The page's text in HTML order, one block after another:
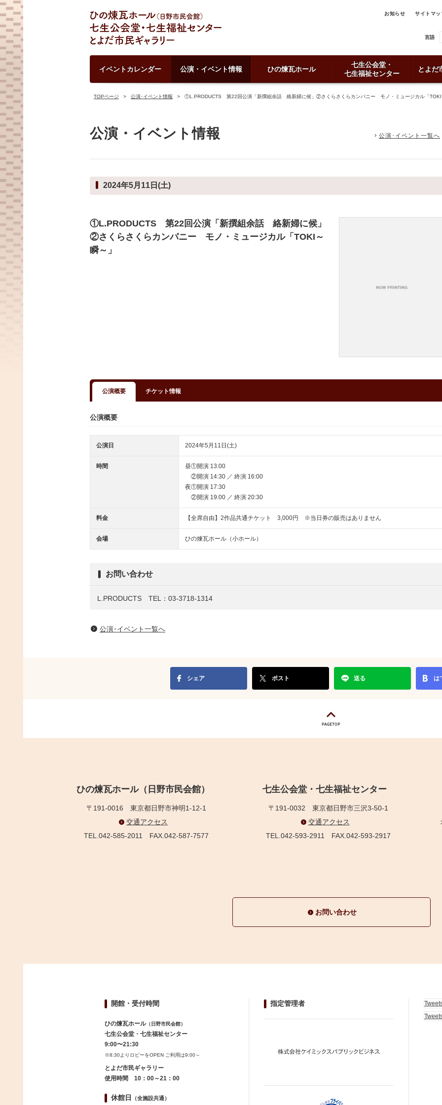
お知らせ サイトマッ
言語
イベントカレンダー 公演・イベント情報 ひの煉瓦ホール
七生公会堂・
七生福祉センター
とよだ
TOPページ 公演･イベント情報 ①L.PRODUCTS 第22回公演「新撰組余話 絡新婦に候」②さくらさくらカンパニー モノ・ミュージカル「TOKI
公演・イベント情報 公演･イベント一覧へ
2024年5月11日(土)
①L.PRODUCTS 第22回公演「新撰組余話 絡新婦に候」
②さくらさくらカンパニー モノ・ミュージカル「TOKI～
瞬～」
公演概要 チケット情報
公演概要
公演日 2024年5月11日(土)
時間
昼①開演 13:00
②開演 14:30 ／ 終演 16:00
夜①開演 17:30
②開演 19:00 ／ 終演 20:30
料金 【全席自由】2作品共通チケット 3,000円 ※当日券の販売はありません
会場 ひの煉瓦ホール（小ホール）
お問い合わせ
L.PRODUCTS TEL：03-3718-1314
公演･イベント一覧へ
シェア ポスト 送る は
ひの煉瓦ホール（日野市民会館）
〒191-0016 東京都日野市神明1-12-1
交通アクセス
TEL.042-585-2011 FAX.042-587-7577
七生公会堂・七生福祉センター
〒191-0032 東京都日野市三沢3-50-1
交通アクセス
TEL.042-593-2911 FAX.042-593-2917
お問い合わせ
開館・受付時間
ひの煉瓦ホール（日野市民会館）
七生公会堂・七生福祉センター
9:00〜21:30
※8:30よりロビーをOPEN ご利用は9:00～
とよだ市民ギャラリー
使用時間 10：00～21：00
休館日 （全施設共通）
指定管理者